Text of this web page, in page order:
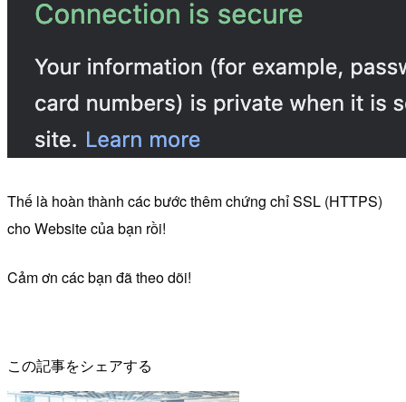
Thế là hoàn thành các bước thêm chứng chỉ SSL (HTTPS)
cho Website của bạn rồi!
Cảm ơn các bạn đã theo dõi!
この記事をシェアする